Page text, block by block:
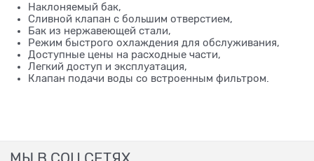
Наклоняемый бак,
Сливной клапан с большим отверстием,
Бак из нержавеющей стали,
Режим быстрого охлаждения для обслуживания,
Доступные цены на расходные части,
Легкий доступ и эксплуатация,
Клапан подачи воды со встроенным фильтром.